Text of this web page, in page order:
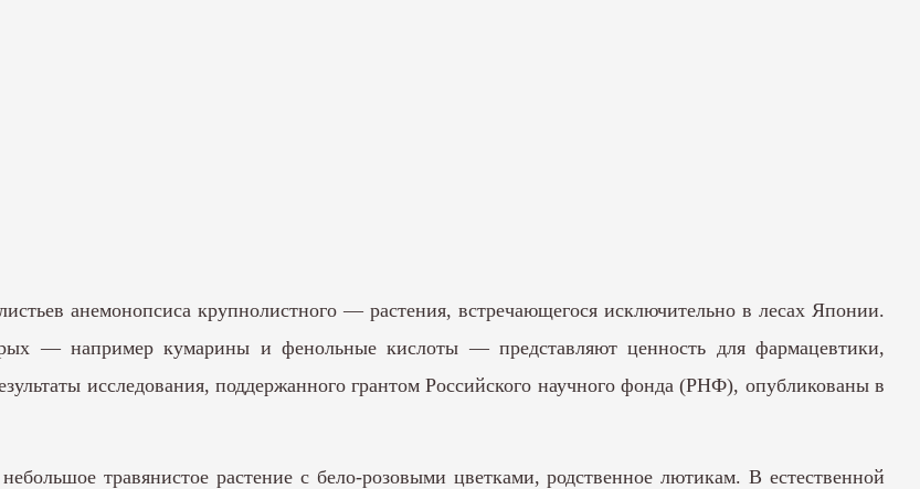
анемонопсиса крупнолистного — растения, встречающегося исключительно в лесах Японии.
— например кумарины и фенольные кислоты — представляют ценность для фармацевтики,
исследования, поддержанного грантом Российского научного фонда (РНФ), опубликованы в
травянистое растение с бело-розовыми цветками, родственное лютикам. В естественной